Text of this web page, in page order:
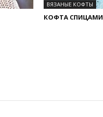
ВЯЗАНЫЕ КОФТЫ
КОФТА СПИЦАМИ